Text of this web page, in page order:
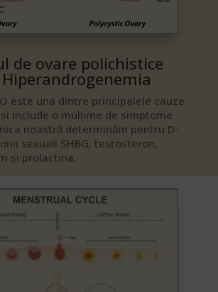
de ovare polichistice
Hiperandrogenemia​
este una dintre principalele cauze
include o mulțime de simptome
noastră determinăm pentru D-
sexuali SHBG, testosteron,
și prolactina.